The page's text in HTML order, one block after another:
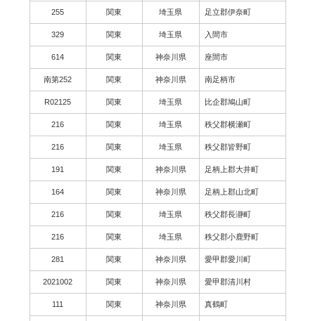
255 関東 埼玉県 足立郡伊奈町
329 関東 埼玉県 入間市
614 関東 神奈川県 座間市
南第252 関東 神奈川県 南足柄市
R02125 関東 埼玉県 比企郡鳩山町
216 関東 埼玉県 秩父郡横瀬町
216 関東 埼玉県 秩父郡皆野町
191 関東 神奈川県 足柄上郡大井町
164 関東 神奈川県 足柄上郡山北町
216 関東 埼玉県 秩父郡長瀞町
216 関東 埼玉県 秩父郡小鹿野町
281 関東 神奈川県 愛甲郡愛川町
2021002 関東 神奈川県 愛甲郡清川村
111 関東 神奈川県 真鶴町